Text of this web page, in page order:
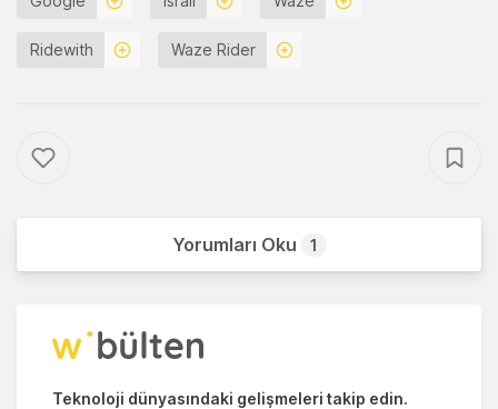
Ridewith Waze Rider
Yorumları Oku 1
Teknoloji dünyasındaki gelişmeleri takip edin.